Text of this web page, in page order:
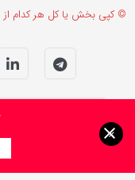
© کپی بخش یا کل هر کدام از
×